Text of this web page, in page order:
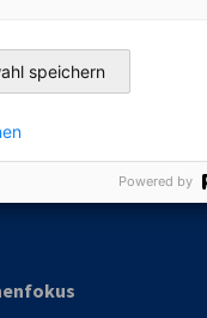
speichern
Powered by